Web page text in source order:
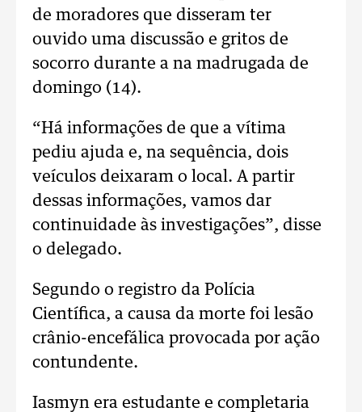
de moradores que disseram ter
ouvido uma discussão e gritos de
socorro durante a na madrugada de
domingo (14).
“Há informações de que a vítima
pediu ajuda e, na sequência, dois
veículos deixaram o local. A partir
dessas informações, vamos dar
continuidade às investigações”, disse
o delegado.
Segundo o registro da Polícia
Científica, a causa da morte foi lesão
crânio-encefálica provocada por ação
contundente.
Iasmyn era estudante e completaria